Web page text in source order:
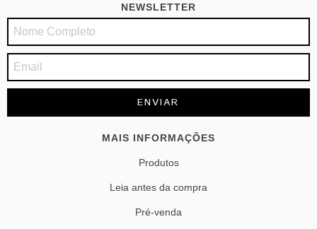
NEWSLETTER
MAIS INFORMAÇÕES
Produtos
Leia antes da compra
Pré-venda